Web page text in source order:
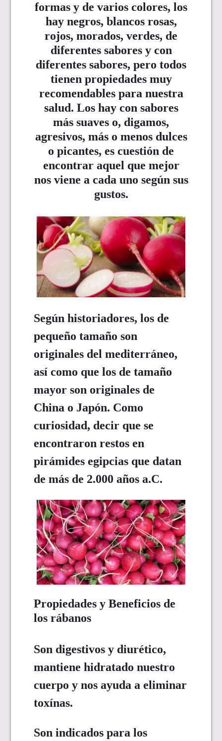
formas y de varios colores, los
hay negros, blancos rosas,
rojos, morados, verdes, de
diferentes sabores y con
diferentes sabores, pero todos
tienen propiedades muy
recomendables para nuestra
salud. Los hay con sabores
más suaves o, digamos,
agresivos, más o menos dulces
o picantes, es cuestión de
encontrar aquel que mejor
nos viene a cada uno según sus
gustos.
Según historiadores, los de
pequeño tamaño son
originales del mediterráneo,
así como que los de tamaño
mayor son originales de
China o Japón. Como
curiosidad, decir que se
encontraron restos en
pirámides egipcias que datan
de más de 2.000 años a.C.
Propiedades y Beneficios de
los rábanos
Son digestivos y diurético,
mantiene hidratado nuestro
cuerpo y nos ayuda a eliminar
toxínas.
Son indicados para los